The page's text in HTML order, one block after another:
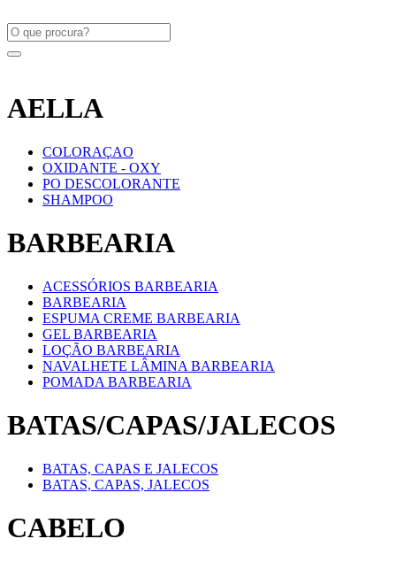
AELLA
COLORAÇAO
OXIDANTE - OXY
PO DESCOLORANTE
SHAMPOO
BARBEARIA
ACESSÓRIOS BARBEARIA
BARBEARIA
ESPUMA CREME BARBEARIA
GEL BARBEARIA
LOÇÃO BARBEARIA
NAVALHETE LÂMINA BARBEARIA
POMADA BARBEARIA
BATAS/CAPAS/JALECOS
BATAS, CAPAS E JALECOS
BATAS, CAPAS, JALECOS
CABELO